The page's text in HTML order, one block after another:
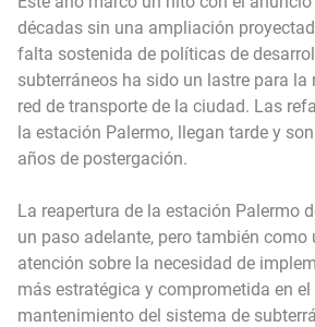
décadas sin una ampliación
falta sostenida de políticas de
subterráneos ha sido un lastre para la
red de transporte de la ciudad. Las
la estación Palermo, llegan tarde y
años de postergación.
La reapertura de la estación Palermo
un paso adelante, pero también como
atención sobre la necesidad de
más estratégica y comprometida en
mantenimiento del sistema de